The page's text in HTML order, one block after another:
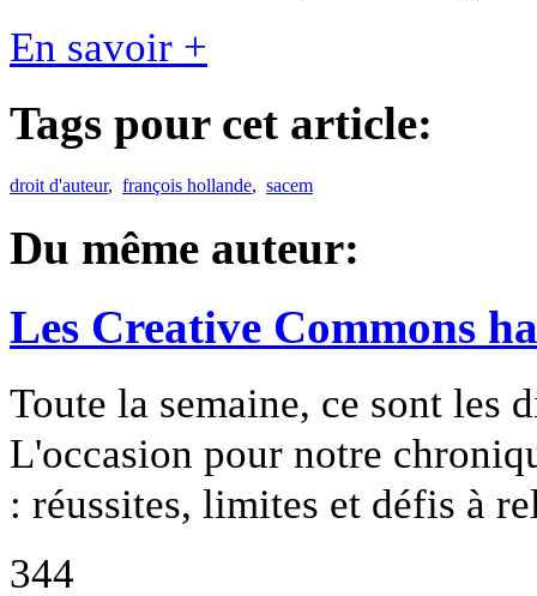
En savoir +
Tags pour cet article:
droit d'auteur, françois hollande, sacem
Du même auteur:
Les Creative Commons
Toute la semaine, ce sont les
L'occasion pour notre
: réussites, limites et défis à
344